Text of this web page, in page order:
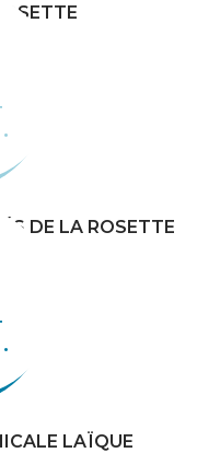
DE LA ROSETTE
LAÏQUE